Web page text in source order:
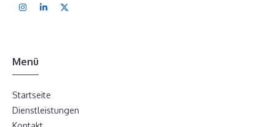
Menü
Startseite
Dienstleistungen